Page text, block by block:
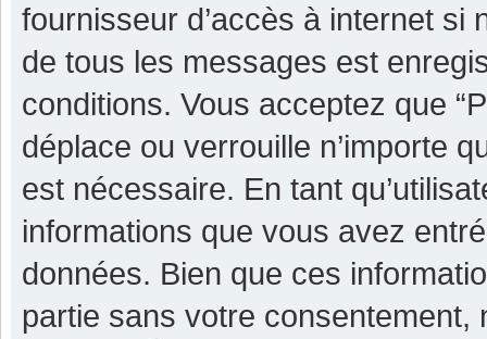
fournisseur d’accès à internet si
de tous les messages est
conditions. Vous acceptez que
déplace ou verrouille n’importe
est nécessaire. En tant
informations que vous avez
données. Bien que ces
partie sans votre consentement,